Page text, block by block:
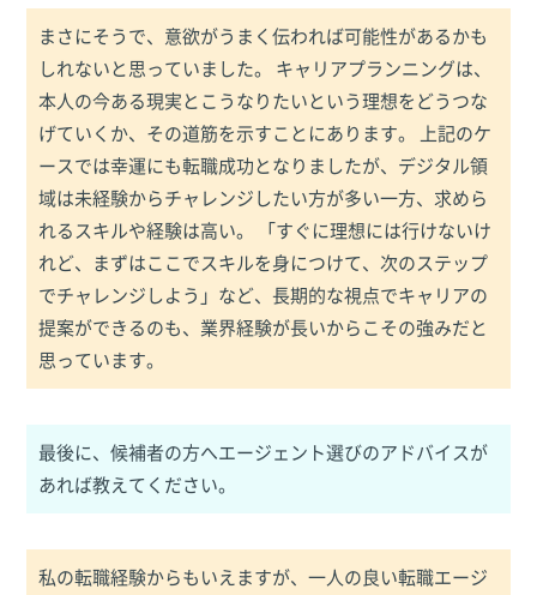
まさにそうで、意欲がうまく伝われば可能性があるかも
しれないと思っていました。 キャリアプランニングは、
本人の今ある現実とこうなりたいという理想をどうつな
げていくか、その道筋を示すことにあります。 上記のケ
ースでは幸運にも転職成功となりましたが、デジタル領
域は未経験からチャレンジしたい方が多い一方、求めら
れるスキルや経験は高い。 「すぐに理想には行けないけ
れど、まずはここでスキルを身につけて、次のステップ
でチャレンジしよう」など、長期的な視点でキャリアの
提案ができるのも、業界経験が長いからこその強みだと
思っています。
最後に、候補者の方へエージェント選びのアドバイスが
あれば教えてください。
私の転職経験からもいえますが、一人の良い転職エージ